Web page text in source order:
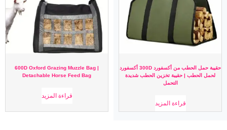
حقيبة حمل الحطب من أكسفورد 300D أكسفورد
لحمل الحطب | حقيبة تخزين الحطب شديدة
التحمل
قراءة المزيد
600D Oxford Grazing Muzzle Bag |
Detachable Horse Feed Bag
قراءة المزيد